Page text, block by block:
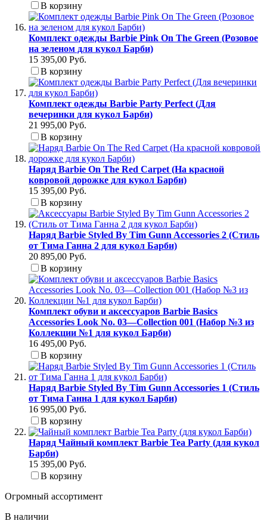
В корзину
Комплект одежды Barbie Pink On The Green (Розовое
на зеленом для кукол Барби)
15 395,00 Руб.
В корзину
Комплект одежды Barbie Party Perfect (Для
вечеринки для кукол Барби)
21 995,00 Руб.
В корзину
Наряд Barbie On The Red Carpet (На красной
ковровой дорожке для кукол Барби)
15 395,00 Руб.
В корзину
Наряд Barbie Styled By Tim Gunn Accessories 2 (Стиль
от Тима Ганна 2 для кукол Барби)
20 895,00 Руб.
В корзину
Комплект обуви и аксессуаров Barbie Basics
Accessories Look No. 03—Collection 001 (Набор №3 из
Коллекции №1 для кукол Барби)
16 495,00 Руб.
В корзину
Наряд Barbie Styled By Tim Gunn Accessories 1 (Стиль
от Тима Ганна 1 для кукол Барби)
16 995,00 Руб.
В корзину
Наряд Чайный комплект Barbie Tea Party (для кукол
Барби)
15 395,00 Руб.
В корзину
Огромный ассортимент
В наличии